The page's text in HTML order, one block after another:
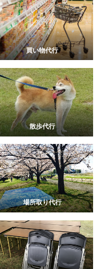
買い物代行
散歩代行
場所取り代行